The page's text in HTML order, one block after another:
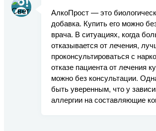
АлкоПрост — это
добавка. Купить его можно
врача. В ситуациях, когда
отказывается от лечения,
проконсультироваться с
отказе пациента от лечения
можно без консультации.
быть уверенным, что у
аллергии на составляющие